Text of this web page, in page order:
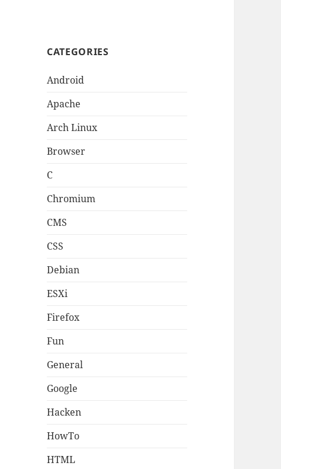
CATEGORIES
Android
Apache
Arch Linux
Browser
C
Chromium
CMS
CSS
Debian
ESXi
Firefox
Fun
General
Google
Hacken
HowTo
HTML